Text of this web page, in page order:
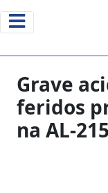
Grave
feridos
na AL-